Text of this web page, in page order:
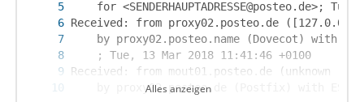
Alles anzeigen